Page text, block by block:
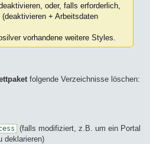
oder, falls erforderlich,
+ Arbeitsdaten
vorhandene weitere Styles.
folgende Verzeichnisse löschen:
(falls modifiziert, z.B. um ein Portal
deklarieren)